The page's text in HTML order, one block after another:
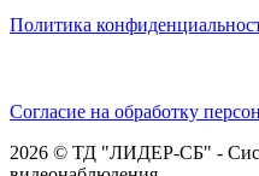
Политика
Согласие на обработку
2026 © ТД "ЛИДЕР-СБ" -